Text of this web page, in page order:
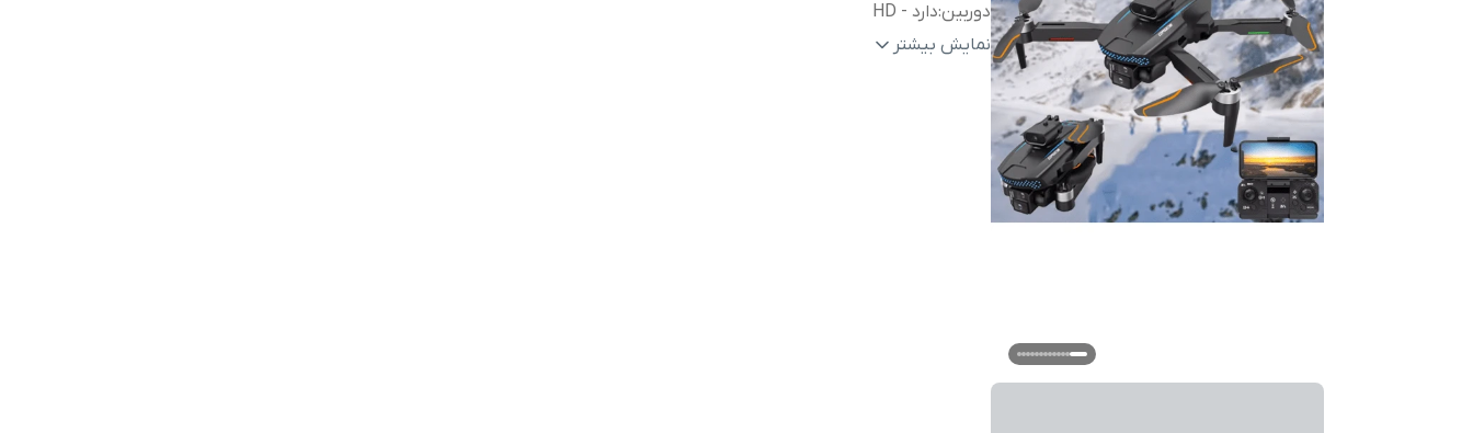
دوربین:دارد - HD
زمان پرواز:حدود ۱۲ دقیقهنمایش بیشتر